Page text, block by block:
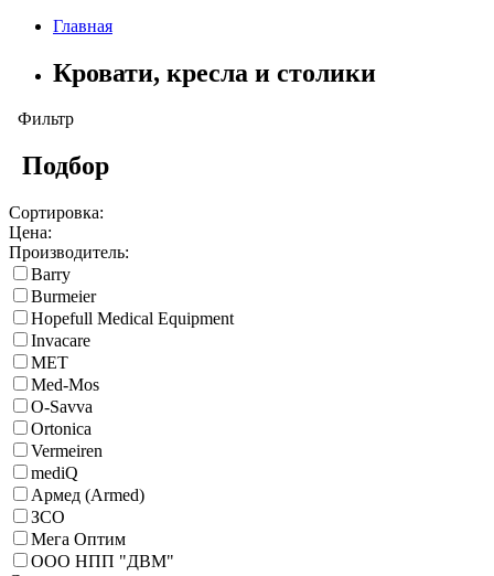
Главная
Кровати, кресла и столики
Фильтр
Подбор
Сортировка:
Цена:
Производитель:
Barry
Burmeier
Hopefull Medical Equipment
Invacare
MET
Med-Mos
O-Savva
Ortonica
Vermeiren
mediQ
Армед (Armed)
ЗСО
Мега Оптим
ООО НПП "ДВМ"